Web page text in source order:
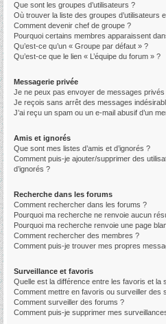
Que sont les groupes d’utilisateurs ?
Où trouver la liste des groupes d’utilisateurs
Comment devenir chef de groupe ?
Pourquoi certains membres apparaissent
Qu’est-ce qu’un « Groupe par défaut » ?
Qu’est-ce que le lien « L’équipe du forum » ?
Messagerie privée
Je ne peux pas envoyer de messages privés
Je reçois sans arrêt des messages
J’ai reçu un spam ou un e-mail abusif d’un
Amis et ignorés
Que sont mes listes d’amis et d’ignorés ?
Comment puis-je ajouter/supprimer des
d’ignorés ?
Recherche dans les forums
Comment rechercher dans les forums ?
Pourquoi ma recherche ne renvoie aucun
Pourquoi ma recherche renvoie une page
Comment rechercher des membres ?
Comment puis-je trouver mes propres
Surveillance et favoris
Quelle est la différence entre les favoris et la
Comment mettre en favoris ou surveiller des
Comment surveiller des forums ?
Comment puis-je supprimer mes